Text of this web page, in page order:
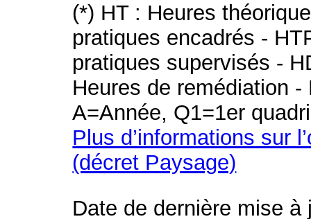
(*) HT : Heures
pratiques encadrés -
pratiques supervisés -
Heures de remédiation
A=Année, Q1=1er
Plus d’informations sur
(décret Paysage)
Date de dernière mise